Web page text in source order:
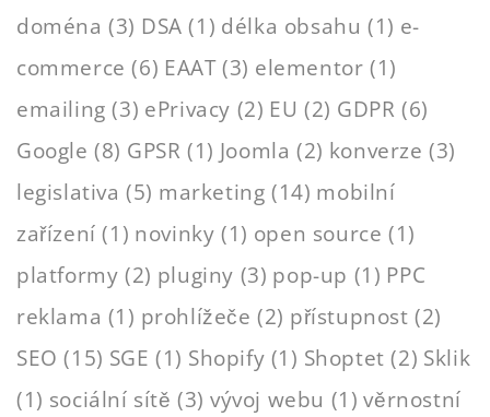
doména (3) DSA (1) délka obsahu (1) e-
commerce (6) EAAT(3) elementor (1)
emailing (3) ePrivacy (2) EU (2) GDPR (6)
Google (8) GPSR (1) Joomla (2) konverze (3)
legislativa (5) marketing (14) mobilní
zařízení (1) novinky (1) open source (1)
platformy (2) pluginy (3) pop-up (1) PPC
reklama (1) prohlížeče (2) přístupnost (2)
SEO (15) SGE (1) Shopify (1) Shoptet (2) Sklik
(1) sociální sítě (3) vývoj webu (1) věrnostní